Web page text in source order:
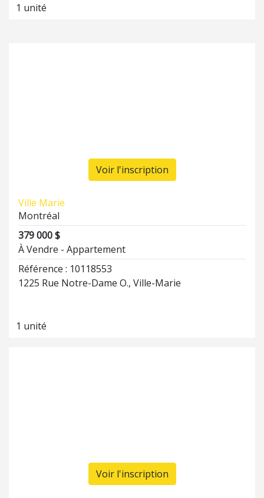
1 unité
Voir l'inscription
Ville Marie
Montréal
379 000 $
À Vendre - Appartement
Référence : 10118553
1225 Rue Notre-Dame O., Ville-Marie
1 unité
Voir l'inscription